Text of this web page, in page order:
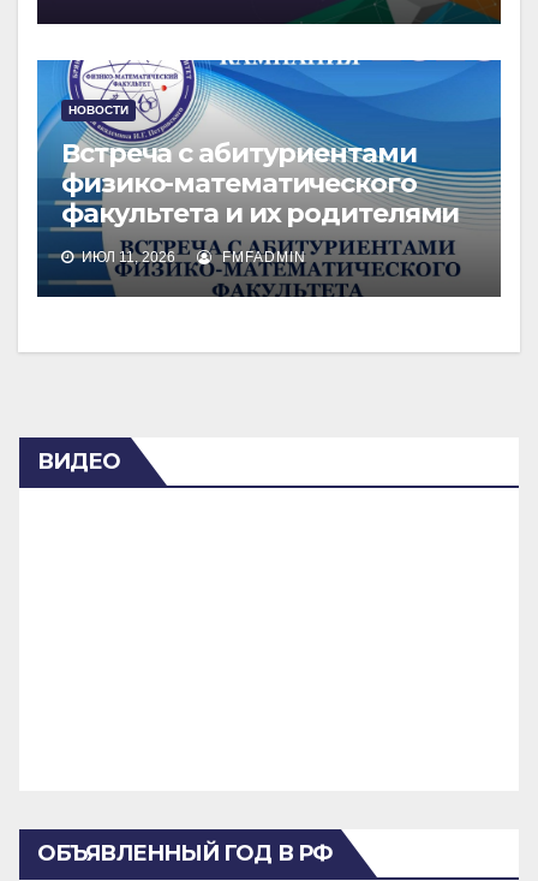
НОВОСТИ
Встреча с абитуриентами
физико-математического
факультета и их родителями
ИЮЛ 11, 2026 FMFADMIN
ВИДЕО
ОБЪЯВЛЕННЫЙ ГОД В РФ